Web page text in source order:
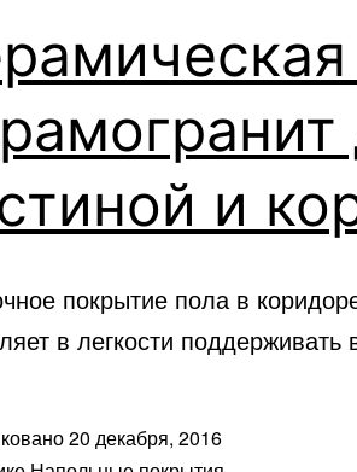
и
покрытие пола в
в легкости поддерживать
20 декабря, 2016